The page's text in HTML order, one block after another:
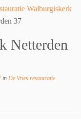
Walburgiskerk
37
Netterden
in De Vries restauratie